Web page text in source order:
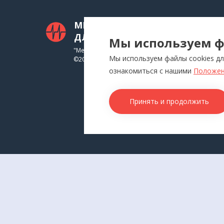
МЕДТЕХНИКА
ДЛЯ ВАС
"Медтехника для Вас"
©2026
Мы используем
Мы используем файлы cookies
ознакомиться с нашими
Принять и продолжить